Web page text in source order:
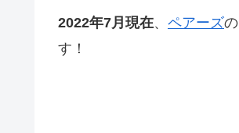
2022年7月現在、 ペアーズの
す！